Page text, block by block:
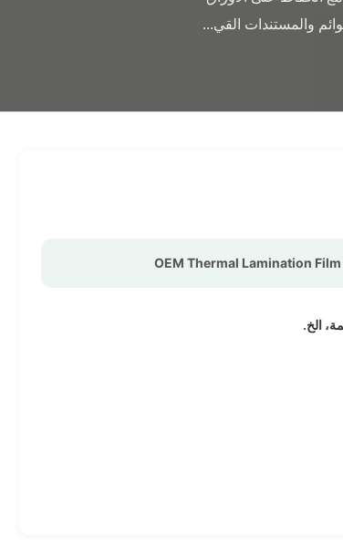
OEM Thermal Lamination Film
الخ.